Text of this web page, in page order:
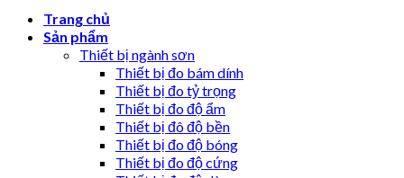
Trang chủ
Sản phẩm
Thiết bị ngành sơn
Thiết bị đo bám dính
Thiết bị đo tỷ trọng
Thiết bị đo độ ẩm
Thiết bị đô độ bền
Thiết bị đo độ bóng
Thiết bị đo độ cứng